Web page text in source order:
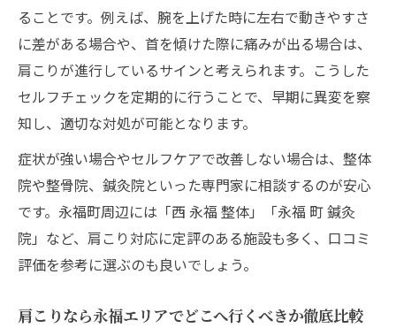
ることです。例えば、腕を上げた時に左右で動きやすさ
に差がある場合や、首を傾けた際に痛みが出る場合は、
肩こりが進行しているサインと考えられます。こうした
セルフチェックを定期的に行うことで、早期に異変を察
知し、適切な対処が可能となります。
症状が強い場合やセルフケアで改善しない場合は、整体
院や整骨院、鍼灸院といった専門家に相談するのが安心
です。永福町周辺には「西 永福 整体」「永福 町 鍼灸
院」など、肩こり対応に定評のある施設も多く、口コミ
評価を参考に選ぶのも良いでしょう。
肩こりなら永福エリアでどこへ行くべきか徹底比較